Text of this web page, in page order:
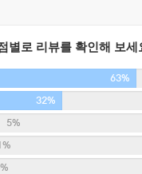
지를걸?」중에서
되는 거다. 중요한 건
걸 잘하려고 자책하며
를걸?」중에서
번 더 들었다.
- [예쁘지는 않지만 사랑
운 시작을 꿈꾸는 이들
『빨강머리 앤이 하는 말
별로 리뷰를 확인해 보세
63%
32%
5%